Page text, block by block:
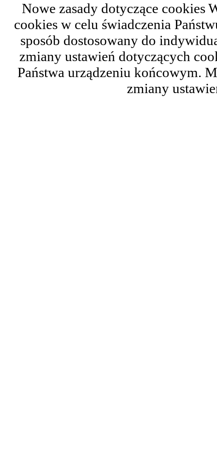
Nowe zasady dotyczące cookies
cookies w celu świadczenia
sposób dostosowany do
zmiany ustawień dotyczących
Państwa urządzeniu końcowym.
zmiany